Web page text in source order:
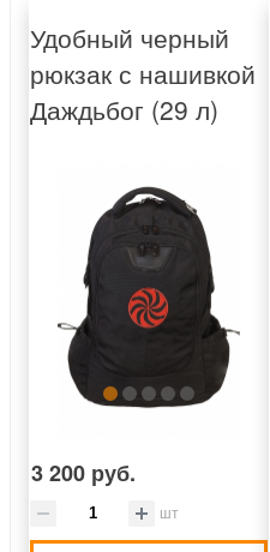
Удобный черный
рюкзак с нашивкой
Даждьбог (29 л)
3 200 руб.
шт